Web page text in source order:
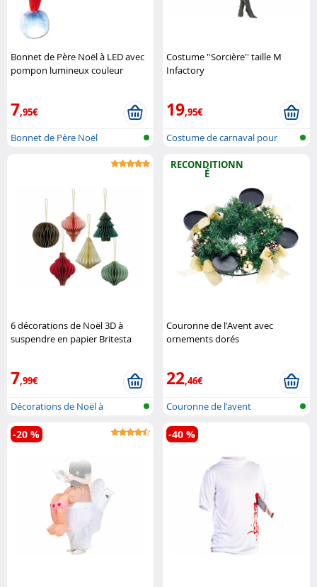
Bonnet de Père Noël à LED avec
pompon lumineux couleur
7,95€
Bonnet de Père Noël
Costume ''Sorcière'' taille M
Infactory
19,95€
Costume de carnaval pour
6 décorations de Noël 3D à
suspendre en papier Britesta
7,99€
Décorations de Noël à
suspendre, or..
RECONDITIONN
É
Couronne de l'Avent avec
ornements dorés
22,46€
Couronne de l'avent
-20 % -40 %